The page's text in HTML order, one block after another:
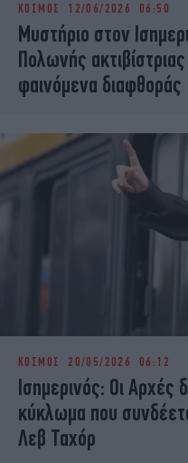
ΚΟΣΜΟΣ 12/06/2026 06:50
Μυστήριο στον
Πολωνής
φαινόμενα διαφθοράς
ΚΟΣΜΟΣ 20/05/2026 06:12
Ισημερινός: Οι Αρχές
κύκλωμα που
Λεβ Ταχόρ